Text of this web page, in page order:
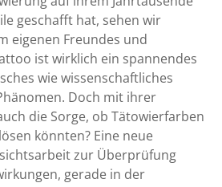
geschafft hat, sehen wir
eigenen Freundes und
ist wirklich ein spannendes
wie wissenschaftliches
Doch mit ihrer
die Sorge, ob Tätowierfarben
könnten? Eine neue
zur Überprüfung
gerade in der